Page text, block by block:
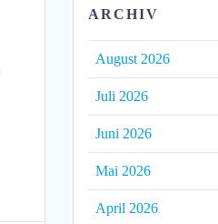
ARCHIV
August 2026
Juli 2026
Juni 2026
Mai 2026
April 2026